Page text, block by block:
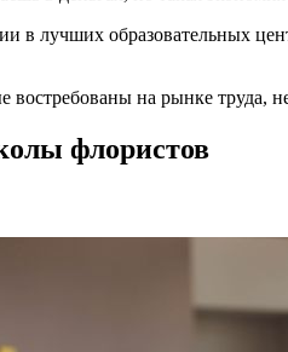
в лучших образовательных
на рынке труда,
флористов